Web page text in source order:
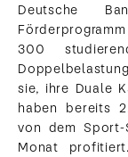
Deutsche
300
sie, ihre Duale
haben bereits
von dem
Monat